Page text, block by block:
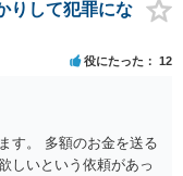
りして犯罪にな
役にたった 12
す。 多額のお金を送る
しいという依頼があっ